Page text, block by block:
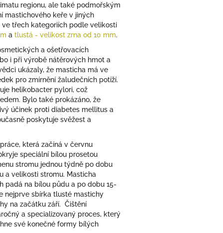
regionu, ale také podmořským
mastichového keře v jiných
ve třech kategoriích podle velikosti
a tlustá - velikost zrna od 10 mm.
a ošetřovacích
i při výrobě nátěrových hmot a
ukázaly, že masticha má ve
pro zmírnění žaludečních potíží.
helikobacter pylori, což
Bylo také prokázáno, že
účinek proti diabetes mellitus a
poskytuje svěžest a
která začíná v červnu
speciální bílou prosetou
stromu jednou týdně po dobu
a velikosti stromu. Masticha
padá na bílou půdu a po dobu 15-
nejprve sbírka tlusté mastichy
na začátku září. Čištění
a specializovaný proces, který
své konečné formy bílých